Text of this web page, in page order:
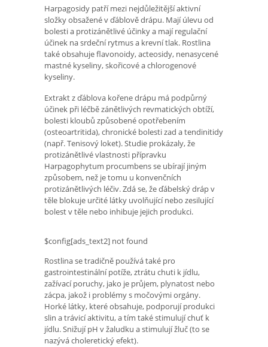
Harpagosidy patří mezi nejdůležitější aktivní
složky obsažené v ďáblově drápu. Mají úlevu od
bolesti a protizánětlivé účinky a mají regulační
účinek na srdeční rytmus a krevní tlak. Rostlina
také obsahuje flavonoidy, acteosidy, nenasycené
mastné kyseliny, skořicové a chlorogenové
kyseliny.
Extrakt z ďáblova kořene drápu má podpůrný
účinek při léčbě zánětlivých revmatických obtíží,
bolesti kloubů způsobené opotřebením
(osteoartritida), chronické bolesti zad a tendinitidy
(např. Tenisový loket). Studie prokázaly, že
protizánětlivé vlastnosti přípravku
Harpagophytum procumbens se ubírají jiným
způsobem, než je tomu u konvenčních
protizánětlivých léčiv. Zdá se, že ďábelský dráp v
těle blokuje určité látky uvolňující nebo zesilující
bolest v těle nebo inhibuje jejich produkci.
$config[ads_text2] not found
Rostlina se tradičně používá také pro
gastrointestinální potíže, ztrátu chuti k jídlu,
zažívací poruchy, jako je průjem, plynatost nebo
zácpa, jakož i problémy s močovými orgány.
Horké látky, které obsahuje, podporují produkci
slin a trávicí aktivitu, a tím také stimulují chuť k
jídlu. Snižují pH v žaludku a stimulují žluč (to se
nazývá choleretický efekt).